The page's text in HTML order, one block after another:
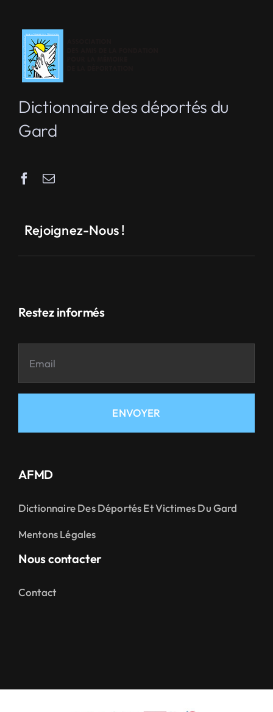
Dictionnaire des déportés du
Gard
Rejoignez-Nous !
Restez informés
ENVOYER
AFMD
Dictionnaire Des Déportés Et Victimes Du Gard
Mentons Légales
Nous contacter
Contact